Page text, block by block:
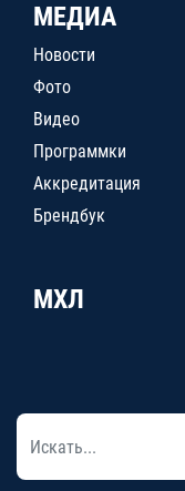
МЕДИА
Новости
Фото
Видео
Программки
Аккредитация
Брендбук
МХЛ